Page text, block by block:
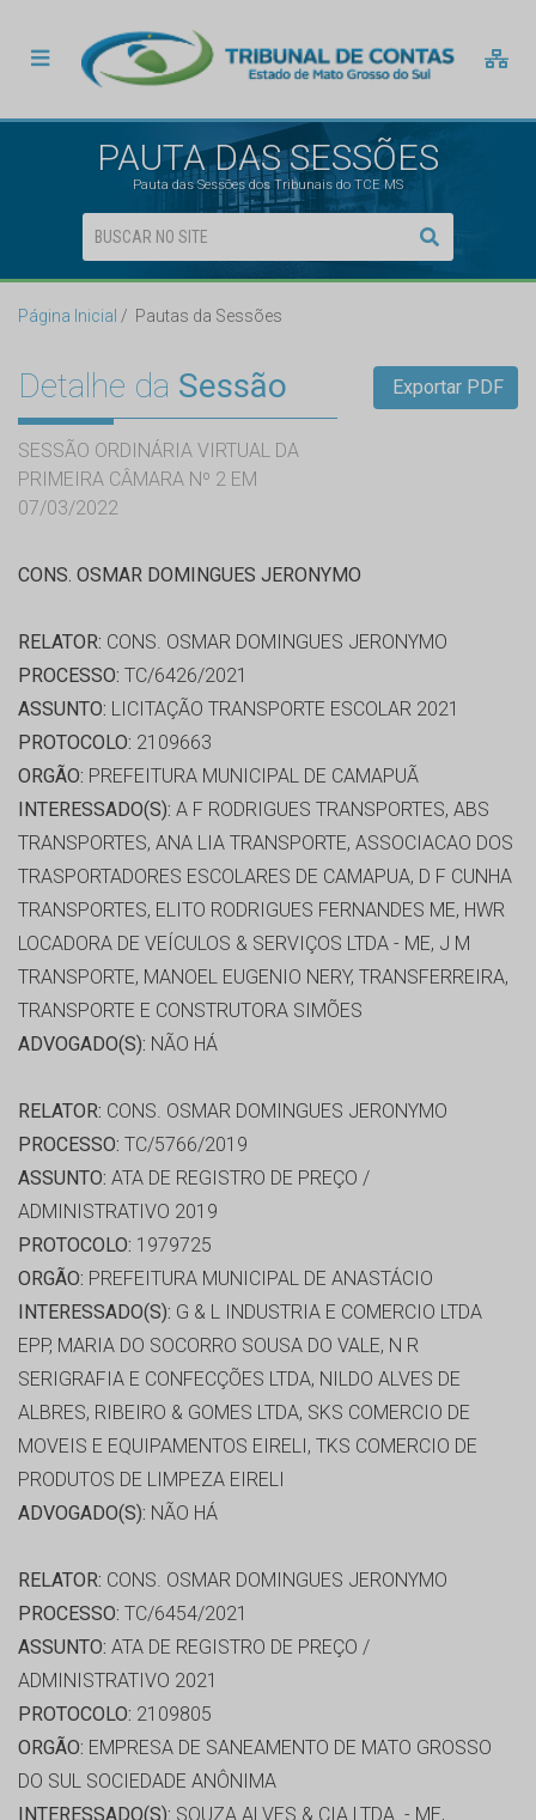
PAUTA DAS SESSÕES
Pauta das Sessões dos Tribunais do TCE MS
Página Inicial Pautas da Sessões
Detalhe da Sessão
SESSÃO ORDINÁRIA VIRTUAL DA
PRIMEIRA CÂMARA Nº 2 EM
07/03/2022
Exportar PDF
CONS. OSMAR DOMINGUES JERONYMO
RELATOR: CONS. OSMAR DOMINGUES JERONYMO
PROCESSO: TC/6426/2021
ASSUNTO: LICITAÇÃO TRANSPORTE ESCOLAR 2021
PROTOCOLO: 2109663
ORGÃO: PREFEITURA MUNICIPAL DE CAMAPUÃ
INTERESSADO(S): A F RODRIGUES TRANSPORTES, ABS
TRANSPORTES, ANA LIA TRANSPORTE, ASSOCIACAO DOS
TRASPORTADORES ESCOLARES DE CAMAPUA, D F CUNHA
TRANSPORTES, ELITO RODRIGUES FERNANDES ME, HWR
LOCADORA DE VEÍCULOS & SERVIÇOS LTDA - ME, J M
TRANSPORTE, MANOEL EUGENIO NERY, TRANSFERREIRA,
TRANSPORTE E CONSTRUTORA SIMÕES
ADVOGADO(S): NÃO HÁ
RELATOR: CONS. OSMAR DOMINGUES JERONYMO
PROCESSO: TC/5766/2019
ASSUNTO: ATA DE REGISTRO DE PREÇO /
ADMINISTRATIVO 2019
PROTOCOLO: 1979725
ORGÃO: PREFEITURA MUNICIPAL DE ANASTÁCIO
INTERESSADO(S): G & L INDUSTRIA E COMERCIO LTDA
EPP, MARIA DO SOCORRO SOUSA DO VALE, N R
SERIGRAFIA E CONFECÇÕES LTDA, NILDO ALVES DE
ALBRES, RIBEIRO & GOMES LTDA, SKS COMERCIO DE
MOVEIS E EQUIPAMENTOS EIRELI, TKS COMERCIO DE
PRODUTOS DE LIMPEZA EIRELI
ADVOGADO(S): NÃO HÁ
RELATOR: CONS. OSMAR DOMINGUES JERONYMO
PROCESSO: TC/6454/2021
ASSUNTO: ATA DE REGISTRO DE PREÇO /
ADMINISTRATIVO 2021
PROTOCOLO: 2109805
ORGÃO: EMPRESA DE SANEAMENTO DE MATO GROSSO
DO SUL SOCIEDADE ANÔNIMA
INTERESSADO(S): SOUZA ALVES & CIA LTDA. - ME,